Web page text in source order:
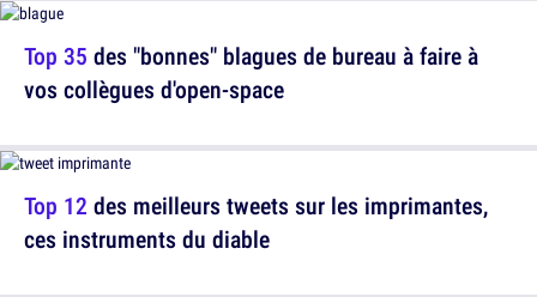
Top 12 des meilleurs tweets sur les imprimantes,
ces instruments du diable
Top 35 des "bonnes" blagues de bureau à faire à
vos collègues d'open-space